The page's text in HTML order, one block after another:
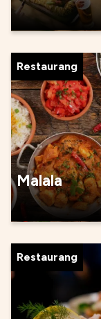
Restaurang
Malala
Restaurang